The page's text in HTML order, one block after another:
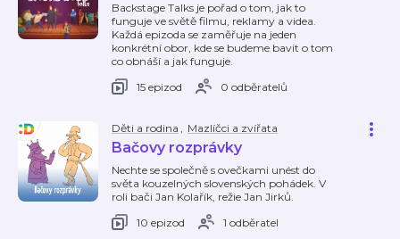
Backstage Talks je pořad o tom, jak to
funguje ve světě filmu, reklamy a videa.
Každá epizoda se zaměřuje na jeden
konkrétní obor, kde se budeme bavit o tom
co obnáší a jak funguje.
15 epizod
0 odběratelů
Děti a rodina , Mazlíčci a zvířata
Bačovy rozprávky
Nechte se společně s ovečkami unést do
světa kouzelných slovenských pohádek. V
roli bači Jan Kolařík, režie Jan Jirků.
10 epizod
1 odběratel